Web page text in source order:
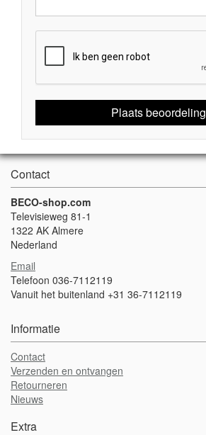
Plaats beoordeling
Contact
BECO-shop.com
Televisieweg 81-1
1322 AK Almere
Nederland
Email
Telefoon 036-7112119
Vanuit het buitenland +31 36-7112119
Informatie
Contact
Verzenden en ontvangen
Retourneren
Nieuws
Extra